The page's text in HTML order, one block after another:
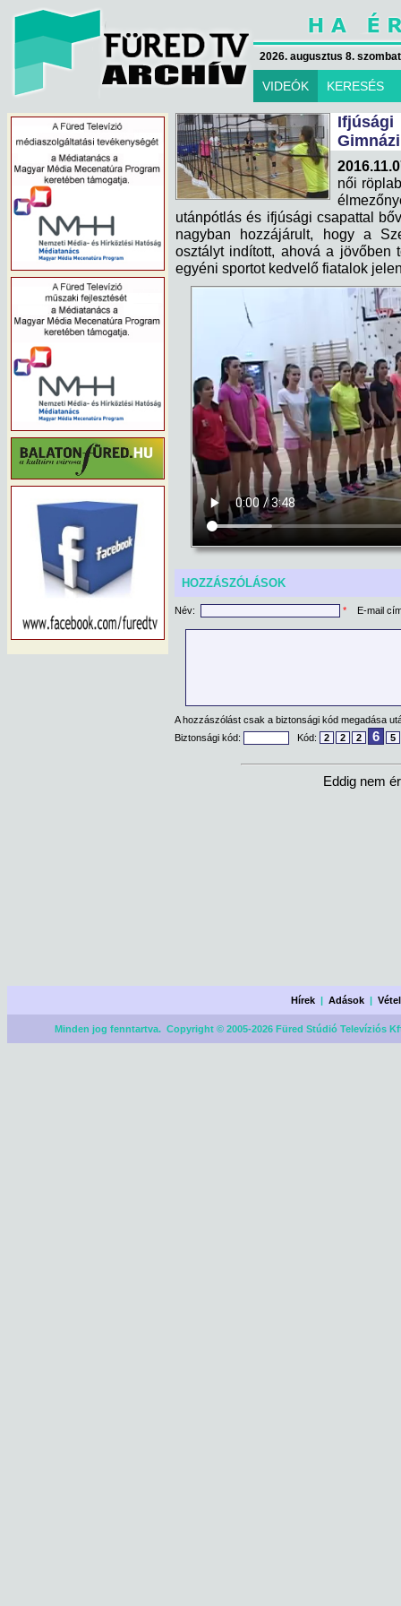
2026. augusztus 8.
VIDEÓK KERESÉS
női
utánpótlás és ifjúsági csapattal
nagyban hozzájárult, hogy a
osztályt indított, ahová a jövőben
egyéni sportot kedvelő fiatalok
HOZZÁSZÓLÁSOK
Név: * E-mail
A hozzászólást csak a biztonsági kód megadása
Biztonsági kód:
Kód: 2 2 2 6 5
Eddig nem
Hírek |Adások |
Minden jog fenntartva. Copyright © 2005-2026 Füred Stúdió Televíziós